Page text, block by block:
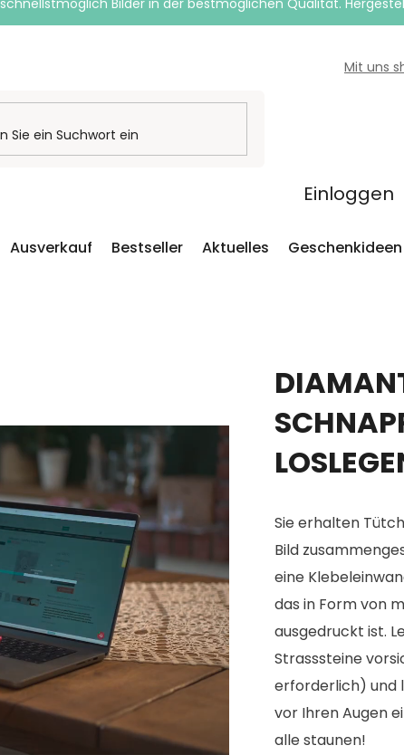
Bilder in der bestmöglichen Qualität.
Mit uns
Einloggen
Ausverkauf Bestseller Aktuelles Geschenkideen
Sie erhalten
Bild
eine
das in Form von
ausgedruckt ist.
Strasssteine
erforderlich) und
vor Ihren Augen
alle staunen!